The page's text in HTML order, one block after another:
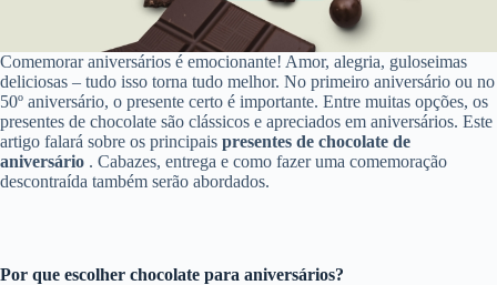
Comemorar aniversários é emocionante! Amor, alegria, guloseimas
deliciosas – tudo isso torna tudo melhor. No primeiro aniversário ou no
50º aniversário, o presente certo é importante. Entre muitas opções, os
presentes de chocolate são clássicos e apreciados em aniversários. Este
artigo falará sobre os principais presentes de chocolate de
aniversário . Cabazes, entrega e como fazer uma comemoração
descontraída também serão abordados.
Por que escolher chocolate para aniversários?